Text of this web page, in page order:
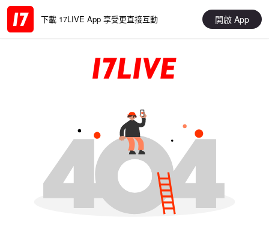
下載 17LIVE App 享受更直接互動 開啟 App